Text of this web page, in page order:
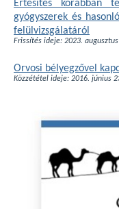
Értesítés korábban
gyógyszerek és
felülvizsgálatáról
Frissítés ideje: 2023. augusztus
Orvosi bélyegzővel
Közzététel ideje: 2016. június